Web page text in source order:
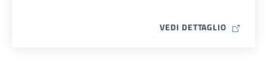
VEDI DETTAGLIO MAP ICON